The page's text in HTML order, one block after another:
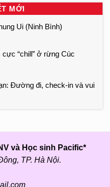
MỚI
Ui (Ninh Bình)
“chill” ở rừng Cúc
Đường đi, check-in và vui
và Học sinh Pacific*
TP. Hà Nội.